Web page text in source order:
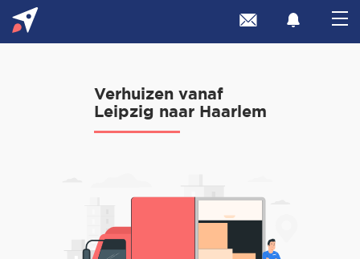
Verhuizen vanaf
Leipzig naar Haarlem